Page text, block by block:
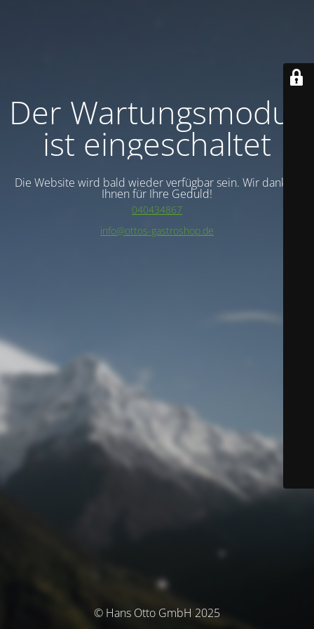
Der Wartungsmodus
ist eingeschaltet
Die Website wird bald wieder verfügbar sein. Wir danken
Ihnen für Ihre Geduld!
040434867
info@ottos-gastroshop.de
© Hans Otto GmbH 2025